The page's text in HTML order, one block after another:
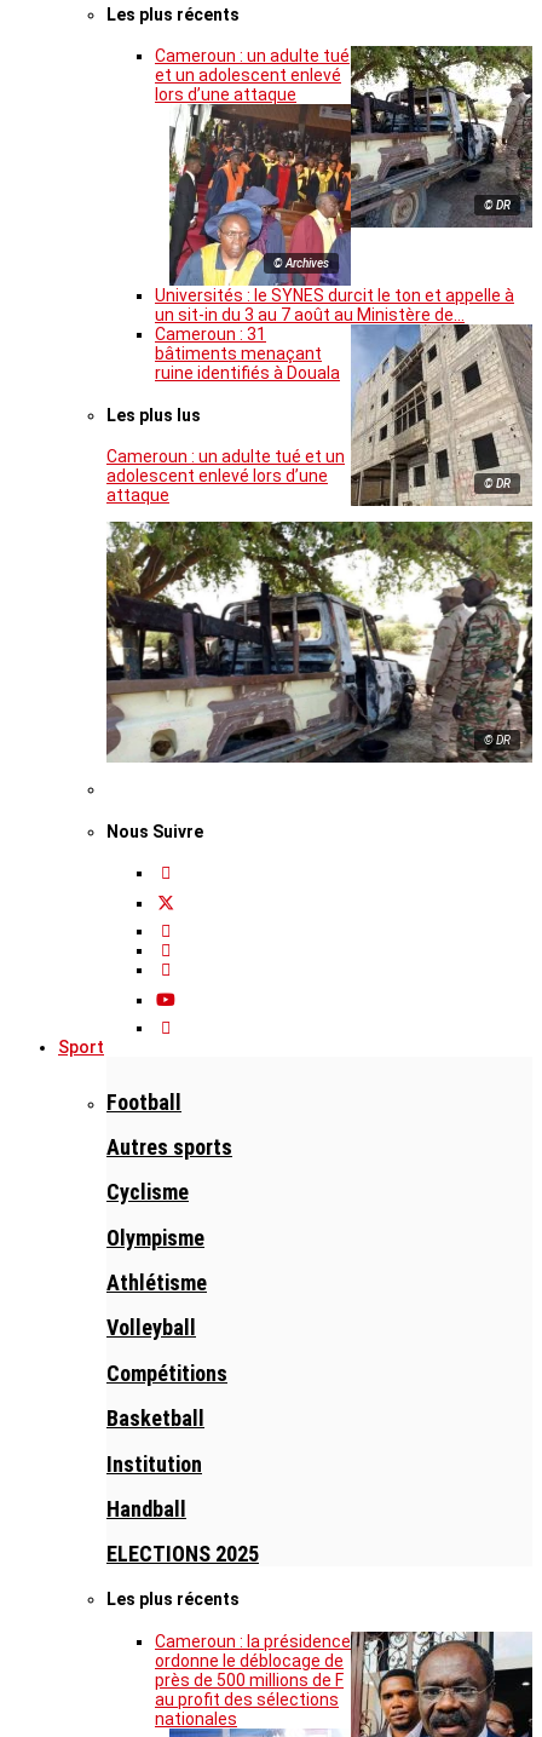
Les plus récents
© DR
Cameroun : un adulte tué
et un adolescent enlevé
lors d’une attaque
© Archives
Universités : le SYNES durcit le ton et appelle à
un sit-in du 3 au 7 août au Ministère de…
© DR
Cameroun : 31
bâtiments menaçant
ruine identifiés à Douala
Les plus lus
Cameroun : un adulte tué et un
adolescent enlevé lors d’une
attaque
© DR
Nous Suivre
Sport
Football
Autres sports
Cyclisme
Olympisme
Athlétisme
Volleyball
Compétitions
Basketball
Institution
Handball
ELECTIONS 2025
Les plus récents
Cameroun : la présidence
ordonne le déblocage de
près de 500 millions de F
au profit des sélections
nationales